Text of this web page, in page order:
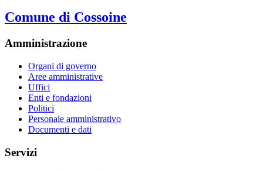
Comune di Cossoine
Amministrazione
Organi di governo
Aree amministrative
Uffici
Enti e fondazioni
Politici
Personale amministrativo
Documenti e dati
Servizi